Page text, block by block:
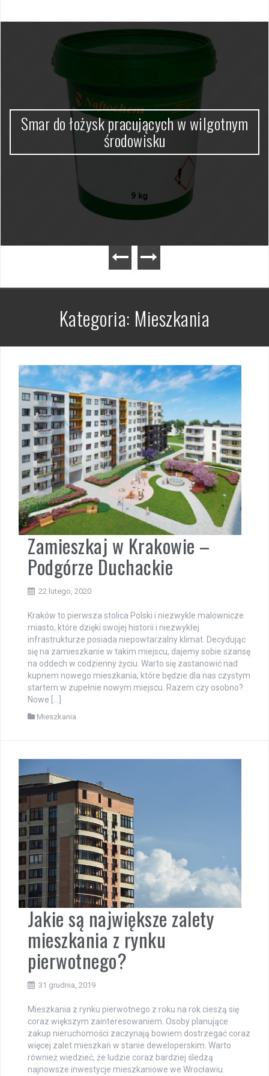
Smar do łożysk pracujących w wilgotnym
środowisku
Kategoria: Mieszkania
Zamieszkaj w Krakowie –
Podgórze Duchackie
22 lutego, 2020
Kraków to pierwsza stolica Polski i niezwykle malownicze
miasto, które dzięki swojej historii i niezwykłej
infrastrukturze posiada niepowtarzalny klimat. Decydując
się na zamieszkanie w takim miejscu, dajemy sobie szansę
na oddech w codzienny życiu. Warto się zastanowić nad
kupnem nowego mieszkania, które będzie dla nas czystym
startem w zupełnie nowym miejscu. Razem czy osobno?
Nowe […]
Mieszkania
Jakie są największe zalety
mieszkania z rynku
pierwotnego?
31 grudnia, 2019
Mieszkania z rynku pierwotnego z roku na rok cieszą się
coraz większym zainteresowaniem. Osoby planujące
zakup nieruchomości zaczynają bowiem dostrzegać coraz
więcej zalet mieszkań w stanie deweloperskim. Warto
również wiedzieć, że ludzie coraz bardziej śledzą
najnowsze inwestycje mieszkaniowe we Wrocławiu.